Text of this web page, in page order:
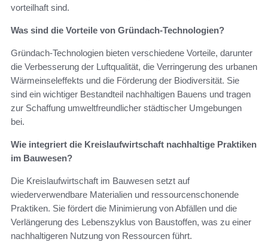
vorteilhaft sind.
Was sind die Vorteile von Gründach-Technologien?
Gründach-Technologien bieten verschiedene Vorteile, darunter
die Verbesserung der Luftqualität, die Verringerung des urbanen
Wärmeinseleffekts und die Förderung der Biodiversität. Sie
sind ein wichtiger Bestandteil nachhaltigen Bauens und tragen
zur Schaffung umweltfreundlicher städtischer Umgebungen
bei.
Wie integriert die Kreislaufwirtschaft nachhaltige Praktiken
im Bauwesen?
Die Kreislaufwirtschaft im Bauwesen setzt auf
wiederverwendbare Materialien und ressourcenschonende
Praktiken. Sie fördert die Minimierung von Abfällen und die
Verlängerung des Lebenszyklus von Baustoffen, was zu einer
nachhaltigeren Nutzung von Ressourcen führt.